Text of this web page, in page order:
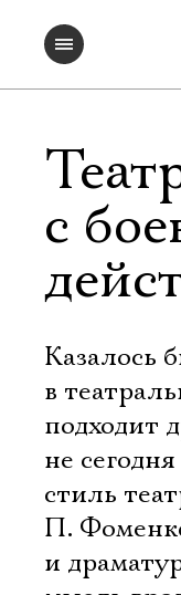
с
Казалось
в
подходит
не
стиль
П.
и